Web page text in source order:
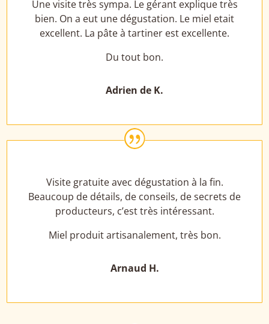
Une visite très sympa. Le gérant explique très
bien. On a eut une dégustation. Le miel etait
excellent. La pâte à tartiner est excellente.
Du tout bon.
Adrien de K.
|
Visite gratuite avec dégustation à la fin.
Beaucoup de détails, de conseils, de secrets de
producteurs, c’est très intéressant.
Miel produit artisanalement, très bon.
Arnaud H.